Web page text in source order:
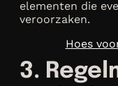
elementen die
veroorzaken.
Hoes
3.